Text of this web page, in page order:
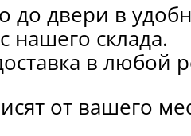
до двери в
нашего склада.
в любой
от вашего